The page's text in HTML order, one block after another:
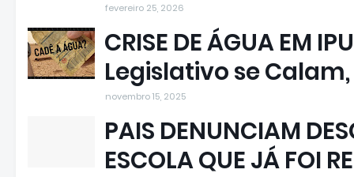
fevereiro 25, 2026
CRISE DE ÁGUA EM
Legislativo se
novembro 15, 2025
PAIS DENUNCIAM
ESCOLA QUE JÁ FOI